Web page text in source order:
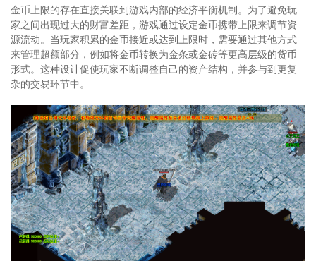
金币上限的存在直接关联到游戏内部的经济平衡机制。为了避免玩
家之间出现过大的财富差距，游戏通过设定金币携带上限来调节资
源流动。当玩家积累的金币接近或达到上限时，需要通过其他方式
来管理超额部分，例如将金币转换为金条或金砖等更高层级的货币
形式。这种设计促使玩家不断调整自己的资产结构，并参与到更复
杂的交易环节中。